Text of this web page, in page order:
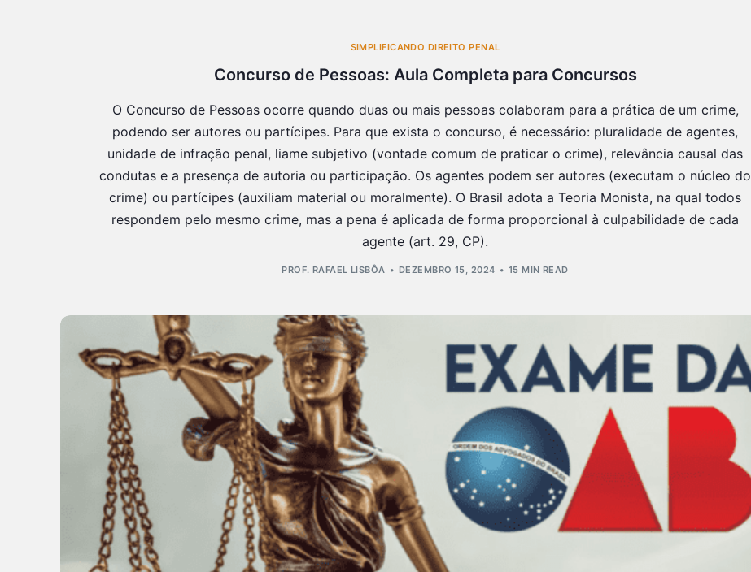
SIMPLIFICANDO DIREITO PENAL
Concurso de Pessoas: Aula Completa para Concursos
O Concurso de Pessoas ocorre quando duas ou mais pessoas colaboram para a prática de um crime,
podendo ser autores ou partícipes. Para que exista o concurso, é necessário: pluralidade de agentes,
unidade de infração penal, liame subjetivo (vontade comum de praticar o crime), relevância causal das
condutas e a presença de autoria ou participação. Os agentes podem ser autores (executam o núcleo do
crime) ou partícipes (auxiliam material ou moralmente). O Brasil adota a Teoria Monista, na qual todos
respondem pelo mesmo crime, mas a pena é aplicada de forma proporcional à culpabilidade de cada
agente (art. 29, CP).
PROF. RAFAEL LISBÔA DEZEMBRO 15, 2024 15 MIN READ